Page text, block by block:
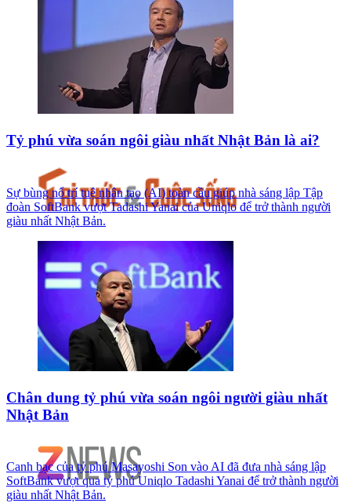
Tỷ phú vừa soán ngôi giàu nhất Nhật Bản là ai?
Sự bùng nổ trí tuệ nhân tạo (AI) toàn cầu giúp nhà sáng lập Tập
đoàn SoftBank vượt Tadashi Yanai của Uniqlo để trở thành người
giàu nhất Nhật Bản.
Chân dung tỷ phú vừa soán ngôi người giàu nhất
Nhật Bản
Canh bạc của tỷ phú Masayoshi Son vào AI đã đưa nhà sáng lập
SoftBank vượt qua tỷ phú Uniqlo Tadashi Yanai để trở thành người
giàu nhất Nhật Bản.